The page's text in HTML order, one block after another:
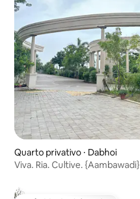
Quarto privativo ⋅ Dabhoi
Viva. Ria. Cultive. {Aambawadi}